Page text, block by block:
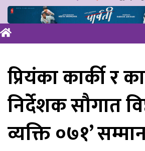
प्रियंका कार्की र
निर्देशक सौगात
व्यक्ति ०७१’